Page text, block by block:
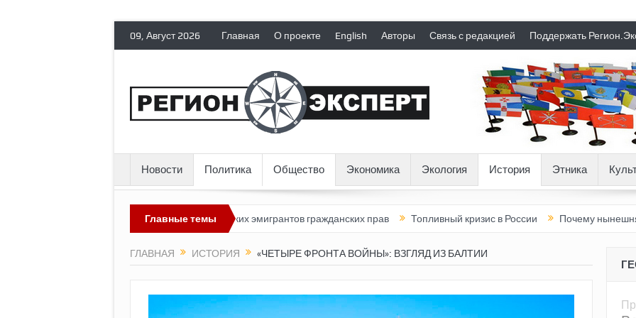
09, Август 2026 Главная О проекте English Авторы Связь с редакцией Поддержать
Новости Политика Общество Экономика Экология История Этника
Главные темы
Россия лишает политических эмигрантов гражданских прав Топливный кризис в России Почему нынешняя Россия
ГЛАВНАЯ ИСТОРИЯ «ЧЕТЫРЕ ФРОНТА ВОЙНЫ»: ВЗГЛЯД ИЗ БАЛТИИ